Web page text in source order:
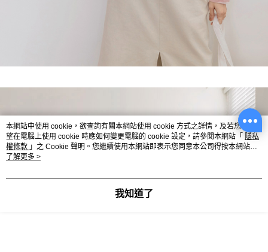
本網站中使用 cookie，欲查詢有關本網站使用 cookie 方式之詳情，及若您不希
望在電腦上使用 cookie 時應如何變更電腦的 cookie 設定，請參閱本網站「 隱私
權條款 」之 Cookie 聲明。您繼續使用本網站即表示您同意本公司得按本網站使
用條款之 Cookie 聲明使用 cookie。
了解更多 >
我知道了